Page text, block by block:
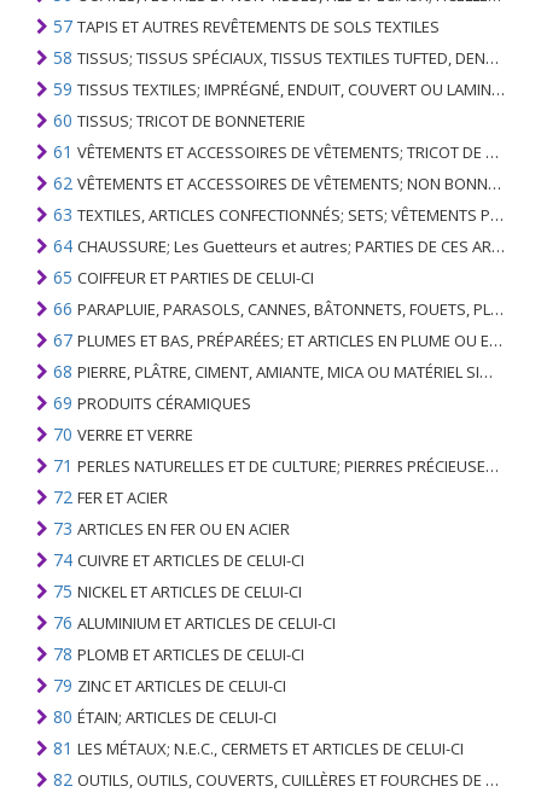
57 TAPIS ET AUTRES REVÊTEMENTS DE SOLS TEXTILES
58 TISSUS; TISSUS SPÉCIAUX, TISSUS TEXTILES TUFTED, DENTELLE, TAPISSERIES, GARNITURES, BRODERIES
59 TISSUS TEXTILES; IMPRÉGNÉ, ENDUIT, COUVERT OU LAMINÉ; ARTICLES TEXTILES D'UN TYPE ADAPTÉ À L'USAGE INDUSTRIEL
60 TISSUS; TRICOT DE BONNETERIE
61 VÊTEMENTS ET ACCESSOIRES DE VÊTEMENTS; TRICOT DE BONNETERIE
62 VÊTEMENTS ET ACCESSOIRES DE VÊTEMENTS; NON BONNETERIE
63 TEXTILES, ARTICLES CONFECTIONNÉS; SETS; VÊTEMENTS PORTÉS ET ARTICLES TEXTILES USÉS; RAGS
64 CHAUSSURE; Les Guetteurs et autres; PARTIES DE CES ARTICLES
65 COIFFEUR ET PARTIES DE CELUI-CI
66 PARAPLUIE, PARASOLS, CANNES, BÂTONNETS, FOUETS, PLANTES DE CONDUITE; ET LEURS PARTIES
67 PLUMES ET BAS, PRÉPARÉES; ET ARTICLES EN PLUME OU EN BAS; FLEURS ARTIFICIELLES; ARTICLES DE CHEVEUX HUMAINS
68 PIERRE, PLÂTRE, CIMENT, AMIANTE, MICA OU MATÉRIEL SIMILAIRE; ARTICLES DE CELUI-CI
69 PRODUITS CÉRAMIQUES
70 VERRE ET VERRE
71 PERLES NATURELLES ET DE CULTURE; PIERRES PRÉCIEUSES, SEMI-PRÉCIEUSES; MÉTAUX PRÉCIEUX, PLAQUÉS OU DOUBLÉS DE MÉTAUX PRÉCIEUX ET OUVRAGES EN CES MATIÈRES; IMITATION BIJOUTERIE; PIÈCE DE MONNAIE
72 FER ET ACIER
73 ARTICLES EN FER OU EN ACIER
74 CUIVRE ET ARTICLES DE CELUI-CI
75 NICKEL ET ARTICLES DE CELUI-CI
76 ALUMINIUM ET ARTICLES DE CELUI-CI
78 PLOMB ET ARTICLES DE CELUI-CI
79 ZINC ET ARTICLES DE CELUI-CI
80 ÉTAIN; ARTICLES DE CELUI-CI
81 LES MÉTAUX; N.E.C., CERMETS ET ARTICLES DE CELUI-CI
82 OUTILS, OUTILS, COUVERTS, CUILLÈRES ET FOURCHES DE MÉTAUX DE BASE; PARTIES DE CELLES-CI, EN METAL DE BASE